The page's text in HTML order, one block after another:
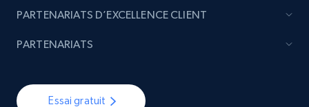
Essai gratuit
PARTENARIATS D’EXCELLENCE CLIENT
PARTENARIATS